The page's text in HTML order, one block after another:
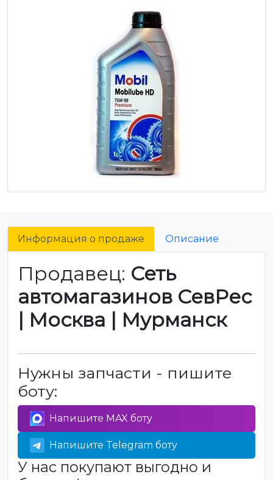
Информация о продаже Описание
Продавец: Сеть
автомагазинов СевРес
| Москва | Мурманск
Нужны запчасти - пишите
боту:
Напишите MAX боту
Напишите Telegram боту
У нас покупают выгодно и